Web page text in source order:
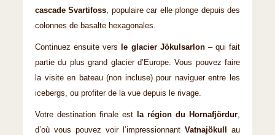
cascade Svartifoss, populaire car elle plonge depuis des
colonnes de basalte hexagonales.
Continuez ensuite vers le glacier Jökulsarlon– qui fait
partie du plus grand glacier d’Europe. Vous pouvez faire
la visite en bateau (non incluse) pour naviguer entre les
icebergs, ou profiter de la vue depuis le rivage.
Votre destination finale est la région du Hornafjördur,
d’où vous pouvez voir l’impressionnant Vatnajökull au